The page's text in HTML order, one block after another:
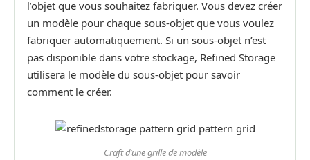
l’objet que vous souhaitez fabriquer. Vous devez créer
un modèle pour chaque sous-objet que vous voulez
fabriquer automatiquement. Si un sous-objet n’est
pas disponible dans votre stockage, Refined Storage
utilisera le modèle du sous-objet pour savoir
comment le créer.
Craft d’une grille de modèle